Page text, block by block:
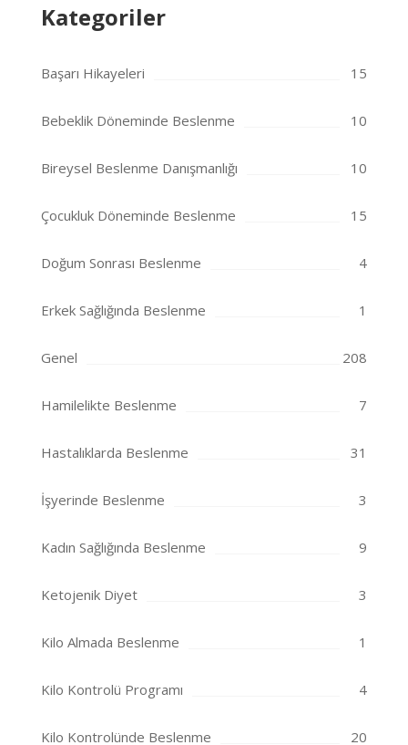
Kategoriler
Başarı Hikayeleri 15
Bebeklik Döneminde Beslenme 10
Bireysel Beslenme Danışmanlığı 10
Çocukluk Döneminde Beslenme 15
Doğum Sonrası Beslenme 4
Erkek Sağlığında Beslenme 1
Genel 208
Hamilelikte Beslenme 7
Hastalıklarda Beslenme 31
İşyerinde Beslenme 3
Kadın Sağlığında Beslenme 9
Ketojenik Diyet 3
Kilo Almada Beslenme 1
Kilo Kontrolü Programı 4
Kilo Kontrolünde Beslenme 20